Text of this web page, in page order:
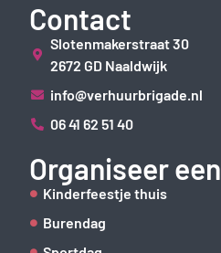
Contact
Slotenmakerstraat 30
2672 GD Naaldwijk
info@verhuurbrigade.nl
06 41 62 51 40
Organiseer een
Kinderfeestje thuis
Burendag